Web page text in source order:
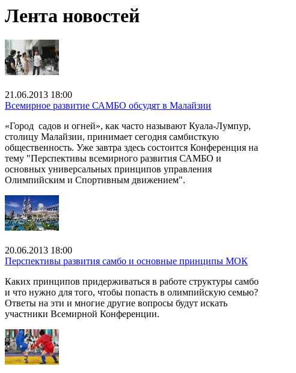
Лента новостей
21.06.2013 18:00
Всемирное развитие САМБО обсудят в Малайзии
«Город садов и огней», как часто называют Куала-Лумпур,
столицу Малайзии, принимает сегодня самбисткую
общественность. Уже завтра здесь состоится Конференция на
тему "Перспективы всемирного развития САМБО и
основных универсальных принципов управления
Олимпийским и Спортивным движением".
20.06.2013 18:00
Перспективы развития самбо и основные принципы МОК
Каких принципов придерживаться в работе структуры самбо
и что нужно для того, чтобы попасть в олимпийскую семью?
Ответы на эти и многие другие вопросы будут искать
участники Всемирной Конференции.